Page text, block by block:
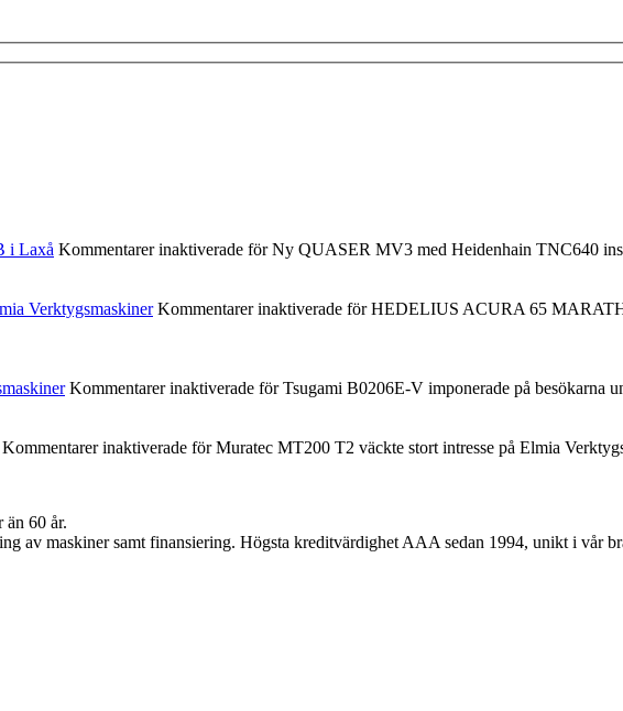
i Laxå Kommentarer inaktiverade för Ny QUASER MV3 med Heidenhain TNC640
Verktygsmaskiner Kommentarer inaktiverade för HEDELIUS ACURA 65
Kommentarer inaktiverade för Tsugami B0206E-V imponerade på besökarna
Kommentarer inaktiverade för Muratec MT200 T2 väckte stort intresse på Elmia
än 60 år.
av maskiner samt finansiering. Högsta kreditvärdighet AAA sedan 1994, unikt i vår